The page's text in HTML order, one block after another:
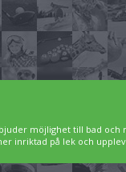
möjlighet till bad och
inriktad på lek och